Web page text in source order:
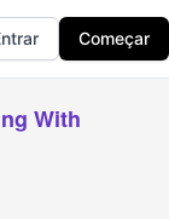
Começar
With